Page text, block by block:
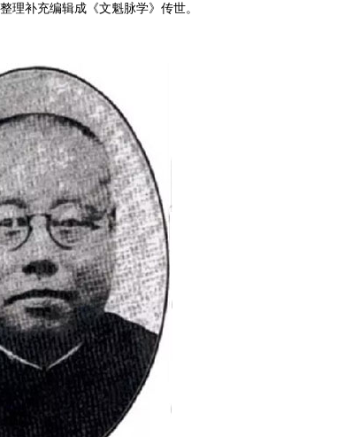
理补充编辑成《文魁脉学》传世。